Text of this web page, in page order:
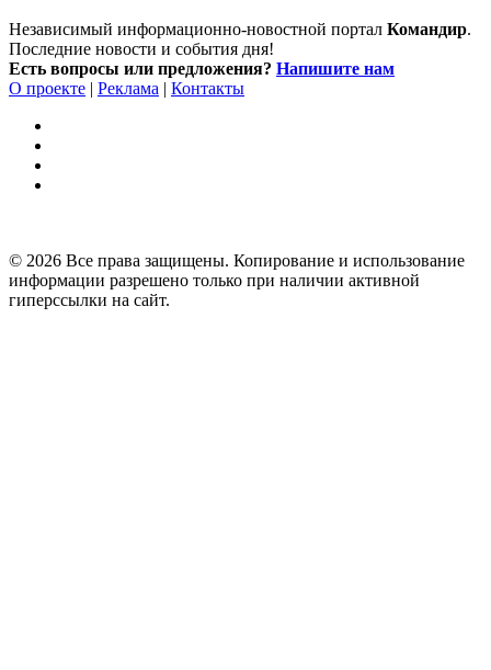
Независимый информационно-новостной портал Командир.
Последние новости и события дня!
Есть вопросы или предложения? Напишите нам
О проекте | Реклама | Контакты
© 2026 Все права защищены. Копирование и использование
информации разрешено только при наличии активной
гиперссылки на сайт.